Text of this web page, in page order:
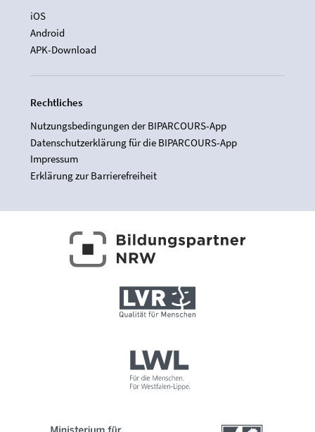
iOS
Android
APK-Download
Rechtliches
Nutzungsbedingungen der BIPARCOURS-App
Datenschutzerklärung für die BIPARCOURS-App
Impressum
Erklärung zur Barrierefreiheit